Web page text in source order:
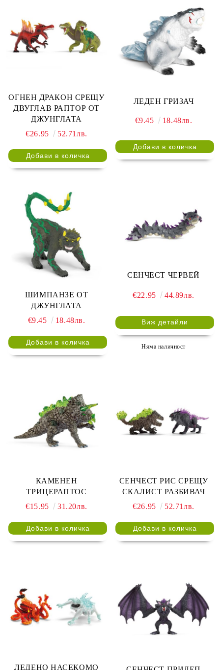
ОГНЕН ДРАКОН СРЕЩУ
ДВУГЛАВ РАПТОР ОТ
ДЖУНГЛАТА
€26.95
52.71лв.
ЛЕДЕН ГРИЗАЧ
€9.45 18.48лв.
ШИМПАНЗЕ ОТ
ДЖУНГЛАТА
€9.45
18.48лв.
СЕНЧЕСТ ЧЕРВЕЙ
€22.95 44.89лв.
Виж детайли
Няма наличност
КАМЕНЕН
ТРИЦЕРАПТОС
€15.95
31.20лв.
СЕНЧЕСТ РИС СРЕЩУ
СКАЛИСТ РАЗБИВАЧ
€26.95
52.71лв.
ЛЕДЕНО НАСЕКОМО